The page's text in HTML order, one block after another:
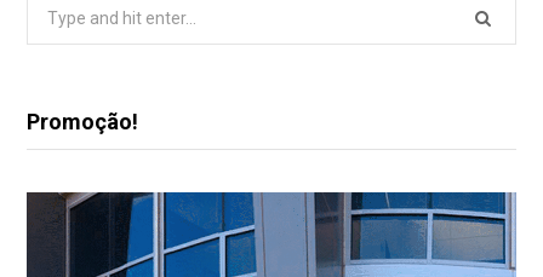
Promoção!